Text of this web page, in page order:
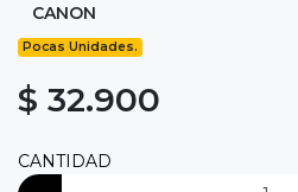
CANON
Pocas Unidades.
$ 32.900
CANTIDAD